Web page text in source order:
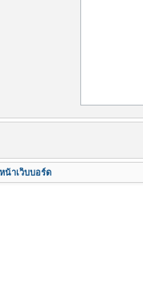
หน้าเว็บบอร์ด